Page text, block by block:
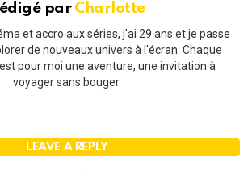
par Charlotte
et accro aux séries, j'ai 29 ans et je passe
de nouveaux univers à l'écran. Chaque
pour moi une aventure, une invitation à
voyager sans bouger.
LEAVE A REPLY